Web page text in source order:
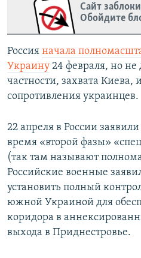
Сайт
Обойдите
Россия начала
Украину 24 февраля, но не
частности, захвата Киева,
сопротивления украинцев.
22 апреля в России
время «второй фазы»
(так там называют
Российские военные
установить полный
южной Украиной для
коридора в
выхода в Приднестровье.